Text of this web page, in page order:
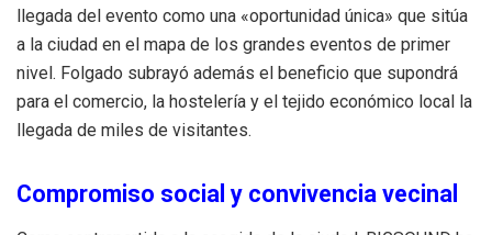
llegada del evento como una «oportunidad única» que sitúa
a la ciudad en el mapa de los grandes eventos de primer
nivel. Folgado subrayó además el beneficio que supondrá
para el comercio, la hostelería y el tejido económico local la
llegada de miles de visitantes.
Compromiso social y convivencia vecinal